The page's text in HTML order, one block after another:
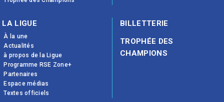
LA LIGUE
À la une
Actualités
à propos de la Ligue
Programme RSE Zone+
Partenaires
Espace médias
Textes officiels
BILLETTERIE
TROPHÉE DES
CHAMPIONS